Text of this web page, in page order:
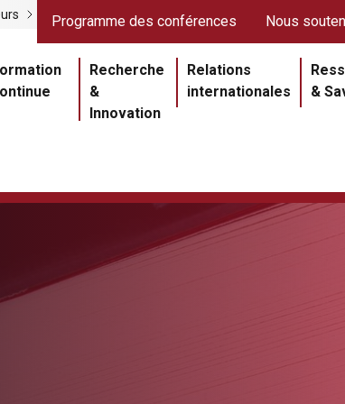
principale
Recherche
&
Innovation
Relations
internationales
&
Liens rouges
Programme des conférences Nous